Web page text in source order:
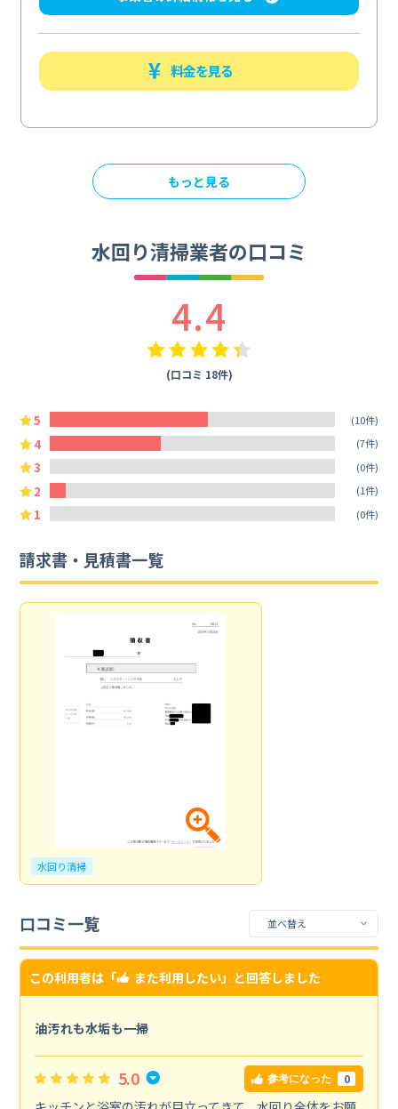
料金を見る
もっと見る
水回り清掃業者の口コミ
4.4
(口コミ 18件)
5 (10件)
4 (7件)
3 (0件)
2 (1件)
1 (0件)
請求書・見積書一覧
水回り清掃
口コミ一覧
この利用者は「 また利用したい」と回答しました
油汚れも水垢も一掃
5.0 参考になった 0